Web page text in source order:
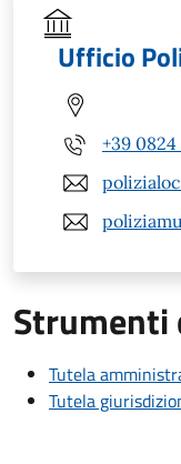
Ufficio
+39 0824
Tutela
Tutela